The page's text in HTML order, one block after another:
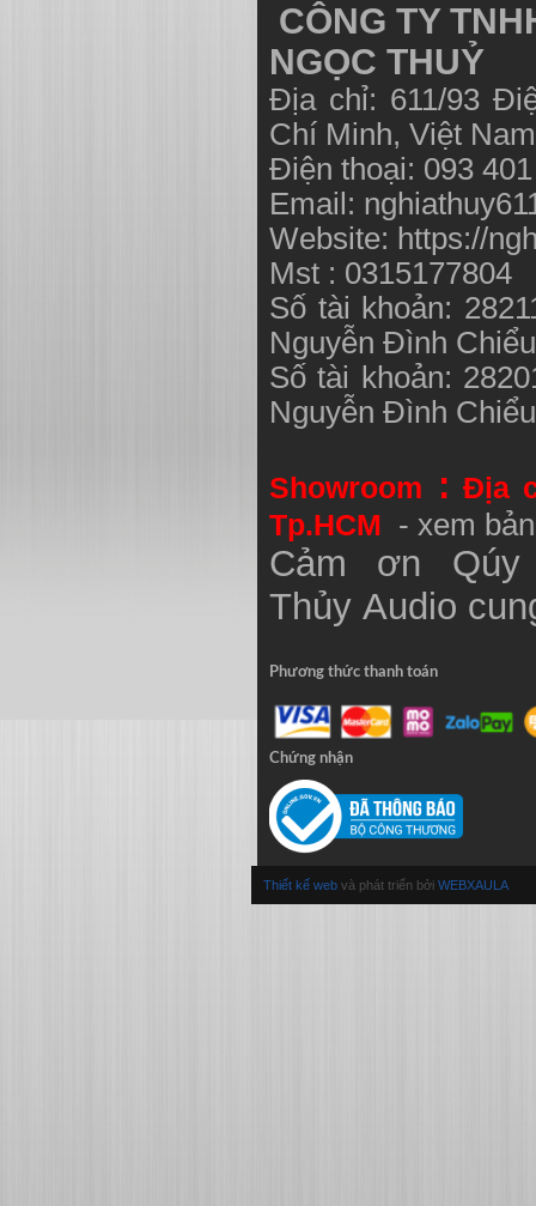
CÔNG TY
NGỌC THUỶ
Địa chỉ: 611/93
Chí Minh, Việt
Điện thoại: 093
Email:
Website: https://
Mst : 0315177804
Số tài khoản:
Nguyễn Đình
Số tài khoản:
Nguyễn Đình
Showroom : Địa
Tp.HCM - xem
Cảm ơn
Thủy Audio
Phương thức thanh toán
Chứng nhận
Thiết kế web và phát triển bởi WEBXAULA